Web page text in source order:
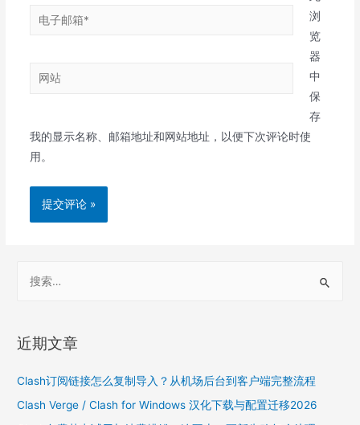
电
箱
网
浏
览
器
中
保
存
我的显示名称、邮箱地址和网站地址，以便下次评论时使
用。
r
h
f
近期文章
Clash订阅链接怎么复制导入？从机场后台到客户端完整流程
Clash Verge / Clash for Windows 汉化下载与配置迁移2026